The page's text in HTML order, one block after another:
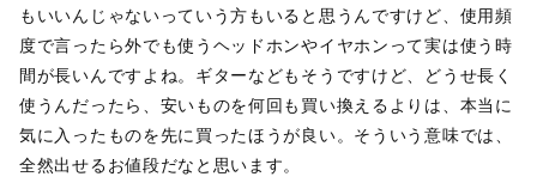
もいいんじゃないっていう方もいると思うんですけど、使用頻
度で言ったら外でも使うヘッドホンやイヤホンって実は使う時
間が長いんですよね。ギターなどもそうですけど、どうせ長く
使うんだったら、安いものを何回も買い換えるよりは、本当に
気に入ったものを先に買ったほうが良い。そういう意味では、
全然出せるお値段だなと思います。